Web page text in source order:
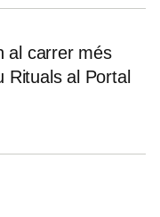
al carrer més
Rituals al Portal